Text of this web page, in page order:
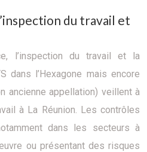
du travail et
l’inspection du travail et la
dans l’Hexagone mais encore
ancienne appellation) veillent à
à La Réunion. Les contrôles
dans les secteurs à
ou présentant des risques